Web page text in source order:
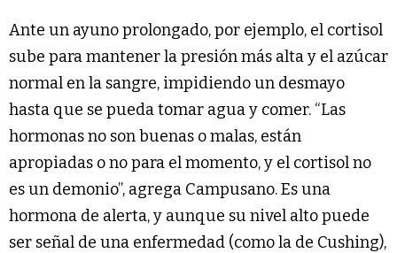
Ante un ayuno prolongado, por ejemplo, el cortisol
sube para mantener la presión más alta y el azúcar
normal en la sangre, impidiendo un desmayo
hasta que se pueda tomar agua y comer. “Las
hormonas no son buenas o malas, están
apropiadas o no para el momento, y el cortisol no
es un demonio”, agrega Campusano. Es una
hormona de alerta, y aunque su nivel alto puede
ser señal de una enfermedad (como la de Cushing),